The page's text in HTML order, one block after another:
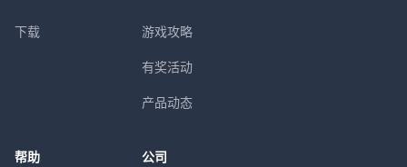
下载 游戏攻略
有奖活动
产品动态
帮助 公司